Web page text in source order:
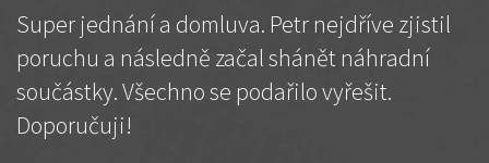
Super jednání a domluva. Petr nejdříve zjistil
poruchu a následně začal shánět náhradní
součástky. Všechno se podařilo vyřešit.
Doporučuji!